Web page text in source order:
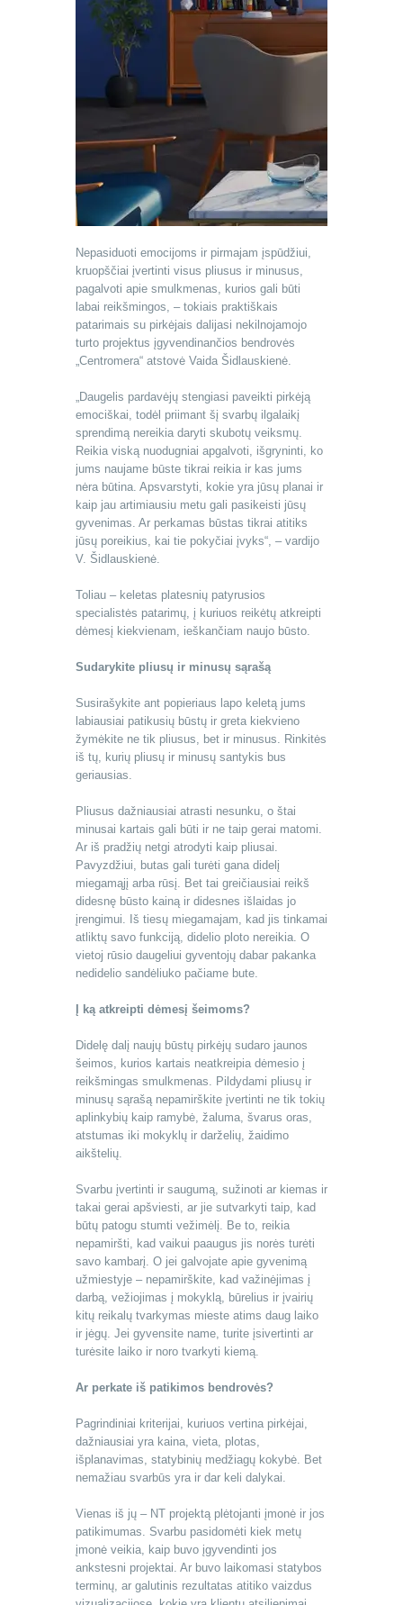
Nepasiduoti emocijoms ir pirmajam įspūdžiui,
kruopščiai įvertinti visus pliusus ir minusus,
pagalvoti apie smulkmenas, kurios gali būti
labai reikšmingos, – tokiais praktiškais
patarimais su pirkėjais dalijasi nekilnojamojo
turto projektus įgyvendinančios bendrovės
„Centromera“ atstovė Vaida Šidlauskienė.
„Daugelis pardavėjų stengiasi paveikti pirkėją
emociškai, todėl priimant šį svarbų ilgalaikį
sprendimą nereikia daryti skubotų veiksmų.
Reikia viską nuodugniai apgalvoti, išgryninti, ko
jums naujame būste tikrai reikia ir kas jums
nėra būtina. Apsvarstyti, kokie yra jūsų planai ir
kaip jau artimiausiu metu gali pasikeisti jūsų
gyvenimas. Ar perkamas būstas tikrai atitiks
jūsų poreikius, kai tie pokyčiai įvyks“, – vardijo
V. Šidlauskienė.
Toliau – keletas platesnių patyrusios
specialistės patarimų, į kuriuos reikėtų atkreipti
dėmesį kiekvienam, ieškančiam naujo būsto.
Sudarykite pliusų ir minusų sąrašą
Susirašykite ant popieriaus lapo keletą jums
labiausiai patikusių būstų ir greta kiekvieno
žymėkite ne tik pliusus, bet ir minusus. Rinkitės
iš tų, kurių pliusų ir minusų santykis bus
geriausias.
Pliusus dažniausiai atrasti nesunku, o štai
minusai kartais gali būti ir ne taip gerai matomi.
Ar iš pradžių netgi atrodyti kaip pliusai.
Pavyzdžiui, butas gali turėti gana didelį
miegamąjį arba rūsį. Bet tai greičiausiai reikš
didesnę būsto kainą ir didesnes išlaidas jo
įrengimui. Iš tiesų miegamajam, kad jis tinkamai
atliktų savo funkciją, didelio ploto nereikia. O
vietoj rūsio daugeliui gyventojų dabar pakanka
nedidelio sandėliuko pačiame bute.
Į ką atkreipti dėmesį šeimoms?
Didelę dalį naujų būstų pirkėjų sudaro jaunos
šeimos, kurios kartais neatkreipia dėmesio į
reikšmingas smulkmenas. Pildydami pliusų ir
minusų sąrašą nepamirškite įvertinti ne tik tokių
aplinkybių kaip ramybė, žaluma, švarus oras,
atstumas iki mokyklų ir darželių, žaidimo
aikštelių.
Svarbu įvertinti ir saugumą, sužinoti ar kiemas ir
takai gerai apšviesti, ar jie sutvarkyti taip, kad
būtų patogu stumti vežimėlį. Be to, reikia
nepamiršti, kad vaikui paaugus jis norės turėti
savo kambarį. O jei galvojate apie gyvenimą
užmiestyje – nepamirškite, kad važinėjimas į
darbą, vežiojimas į mokyklą, būrelius ir įvairių
kitų reikalų tvarkymas mieste atims daug laiko
ir jėgų. Jei gyvensite name, turite įsivertinti ar
turėsite laiko ir noro tvarkyti kiemą.
Ar perkate iš patikimos bendrovės?
Pagrindiniai kriterijai, kuriuos vertina pirkėjai,
dažniausiai yra kaina, vieta, plotas,
išplanavimas, statybinių medžiagų kokybė. Bet
nemažiau svarbūs yra ir dar keli dalykai.
Vienas iš jų – NT projektą plėtojanti įmonė ir jos
patikimumas. Svarbu pasidomėti kiek metų
įmonė veikia, kaip buvo įgyvendinti jos
ankstesni projektai. Ar buvo laikomasi statybos
terminų, ar galutinis rezultatas atitiko vaizdus